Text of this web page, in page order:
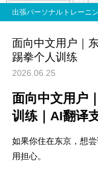
出張 講
痩せますか？
で答えます
出張パーソナルトレーニ
面向中文用户｜
踢拳个人训练
2026.06.25
面向中文用户
训练｜AI翻译
如果你住在东京，想
用担心。